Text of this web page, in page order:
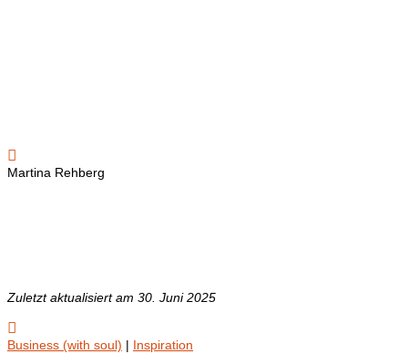

Martina Rehberg
Zuletzt aktualisiert am 30. Juni 2025

Business (with soul) | Inspiration